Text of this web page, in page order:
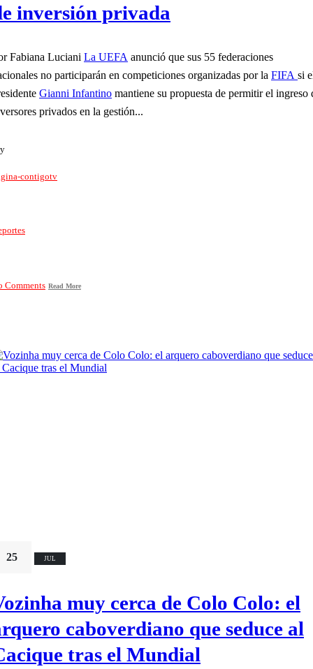
inversión privada
Fabiana Luciani La UEFA anunció que sus 55 federaciones
no participarán en competiciones organizadas por la FIFA si
Gianni Infantino mantiene su propuesta de permitir el ingreso
privados en la gestión...
contigotv
Comments Read More
25 JUL
muy cerca de Colo Colo: el
caboverdiano que seduce al
tras el Mundial